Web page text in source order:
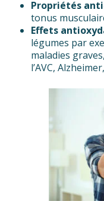
Propriétés
tonus
Effets
légumes par
maladies
l’AVC, Alzheimer,